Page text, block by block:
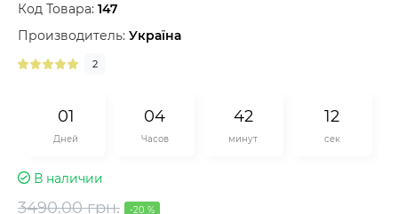
Код Товара: 147
Производитель: Україна
2
01
Дней
04
Часов
42
минут
12
сек
В наличии
3490.00 грн. -20 %